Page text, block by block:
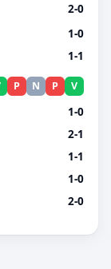
2-0
1-0
1-1
P N P V
1-0
2-1
1-1
1-0
2-0